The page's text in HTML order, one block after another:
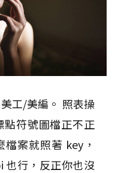
工/美編。 照表操
符號圖檔正不正
案就照著 key，
也行，反正你也沒